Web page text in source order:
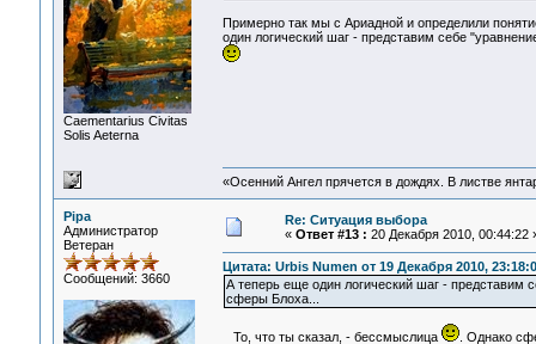
Сaementarius Civitas
Solis Aeterna
Примерно так мы с Ариадной и определили
один логический шаг - представим себе
«Осенний Ангел прячется в дождях. В листве
Pipa
Администратор
Ветеран
Сообщений: 3660
Re: Ситуация выбора
« Ответ #13 : 20 Декабря 2010, 00:44:22
Цитата: Urbis Numen от 19 Декабря 2010,
А теперь еще один логический шаг - представим
сферы Блоха...
То, что ты сказал, - бессмыслица
. Однако